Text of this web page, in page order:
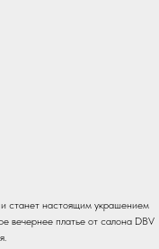
станет настоящим украшением
вечернее платье от салона DBV